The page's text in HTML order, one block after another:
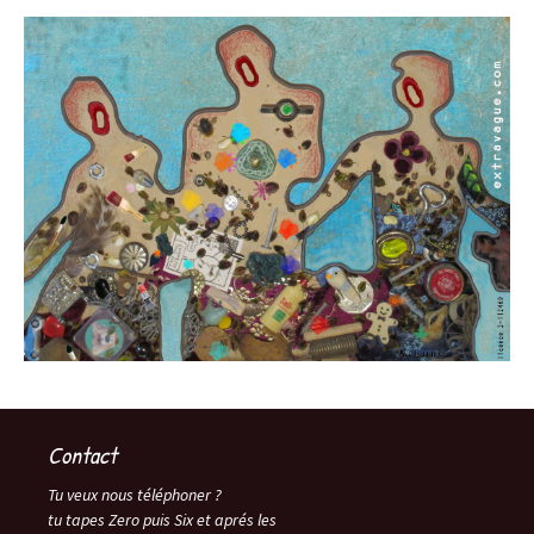
Contact
Tu veux nous téléphoner ?
tu tapes Zero puis Six et aprés les